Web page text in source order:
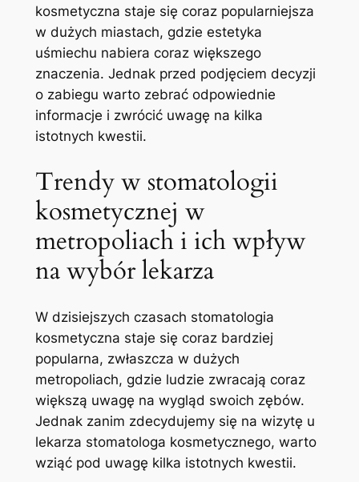
kosmetyczna‍ staje ⁢się coraz popularniejsza
w dużych miastach, gdzie ‍estetyka
uśmiechu nabiera coraz‌ większego
znaczenia.⁣ Jednak przed ‌podjęciem decyzji
o zabiegu warto zebrać ‍odpowiednie
informacje i ⁣zwrócić uwagę na kilka
istotnych kwestii.
Trendy ‌w stomatologii
kosmetycznej ⁢w
metropoliach i ich wpływ
na wybór lekarza
W dzisiejszych⁢ czasach stomatologia⁤
kosmetyczna⁢ staje się coraz bardziej
popularna, zwłaszcza⁢ w dużych
metropoliach, gdzie ludzie‍ zwracają coraz
większą uwagę na ‌wygląd swoich zębów.
‍Jednak zanim ⁤zdecydujemy się na wizytę u​
lekarza​ stomatologa kosmetycznego, warto⁢
wziąć pod⁤ uwagę‌ kilka istotnych kwestii.